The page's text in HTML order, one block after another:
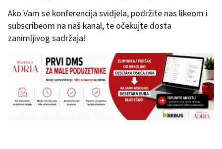
Ako Vam se konferencija svidjela, podržite nas likeom i
subscribeom na naš kanal, te očekujte dosta
zanimljivog sadržaja!